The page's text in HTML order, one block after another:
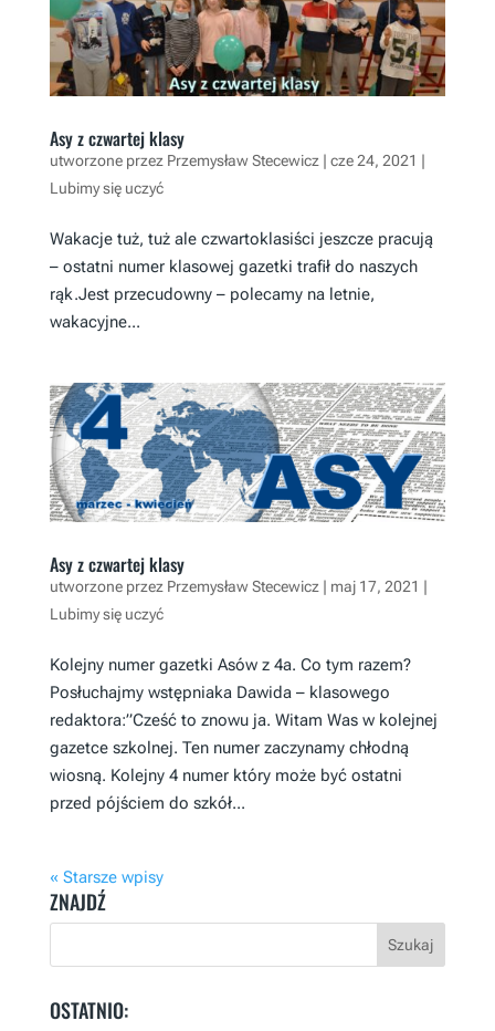
Asy z czwartej klasy
utworzone przez Przemysław Stecewicz | cze 24, 2021 |
Lubimy się uczyć
Wakacje tuż, tuż ale czwartoklasiści jeszcze pracują
– ostatni numer klasowej gazetki trafił do naszych
rąk.Jest przecudowny – polecamy na letnie,
wakacyjne...
Asy z czwartej klasy
utworzone przez Przemysław Stecewicz | maj 17, 2021 |
Lubimy się uczyć
Kolejny numer gazetki Asów z 4a. Co tym razem?
Posłuchajmy wstępniaka Dawida – klasowego
redaktora:”Cześć to znowu ja. Witam Was w kolejnej
gazetce szkolnej. Ten numer zaczynamy chłodną
wiosną. Kolejny 4 numer który może być ostatni
przed pójściem do szkół...
« Starsze wpisy
ZNAJDŹ
OSTATNIO: